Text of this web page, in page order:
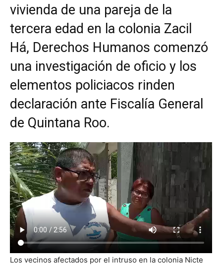
vivienda de una pareja de la
tercera edad en la colonia Zacil
Há, Derechos Humanos comenzó
una investigación de oficio y los
elementos policiacos rinden
declaración ante Fiscalía General
de Quintana Roo.
Los vecinos afectados por el intruso en la colonia Nicte